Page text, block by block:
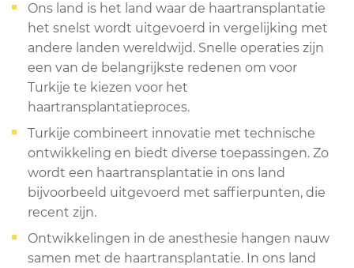
Ons land is het land waar de haartransplantatie
het snelst wordt uitgevoerd in vergelijking met
andere landen wereldwijd. Snelle operaties zijn
een van de belangrijkste redenen om voor
Turkije te kiezen voor het
haartransplantatieproces.
Turkije combineert innovatie met technische
ontwikkeling en biedt diverse toepassingen. Zo
wordt een haartransplantatie in ons land
bijvoorbeeld uitgevoerd met saffierpunten, die
recent zijn.
Ontwikkelingen in de anesthesie hangen nauw
samen met de haartransplantatie. In ons land